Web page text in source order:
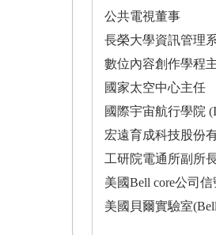
公共電視董事
長榮大學資訊管理
數位內容創作學程
國家太空中心主任
國際宇宙航行學院
宏遠育成科技股份
工研院電通所副所
美國Bell core公司
美國貝爾實驗室